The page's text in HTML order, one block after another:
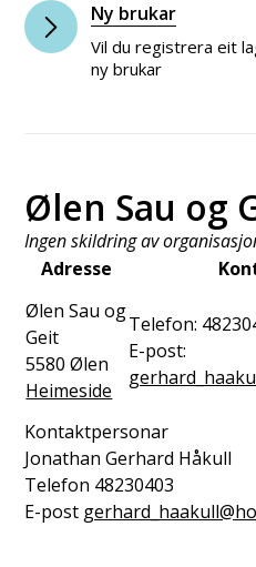
Ny brukar
Vil du registrera eit
ny brukar
Ølen Sau og
Ingen skildring av
Adresse
Ølen Sau og
Geit
5580 Ølen
Heimeside
Telefon:
E-post:
Kontaktpersonar
Jonathan Gerhard Håkull
Telefon 48230403
E-post